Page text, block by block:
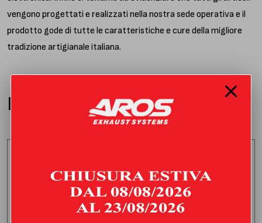
vengono progettati e realizzati nella nostra sede operativa e il
prodotto gode di tutte le caratteristiche e cure della migliore
tradizione artigianale italiana.
PRODOTTI CORRELATI